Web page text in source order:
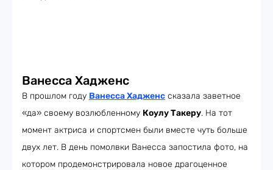
Ванесса Хадженс
В прошлом году Ванесса Хадженс сказала заветное
«да» своему возлюбленному Коулу Такеру. На тот
момент актриса и спортсмен были вместе чуть больше
двух лет. В день помолвки Ванесса запостила фото, на
котором продемонстрировала новое драгоценное